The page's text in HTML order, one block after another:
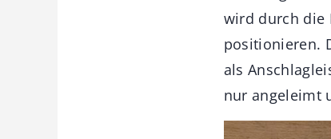
wird durch die
positionieren.
als
nur angeleimt